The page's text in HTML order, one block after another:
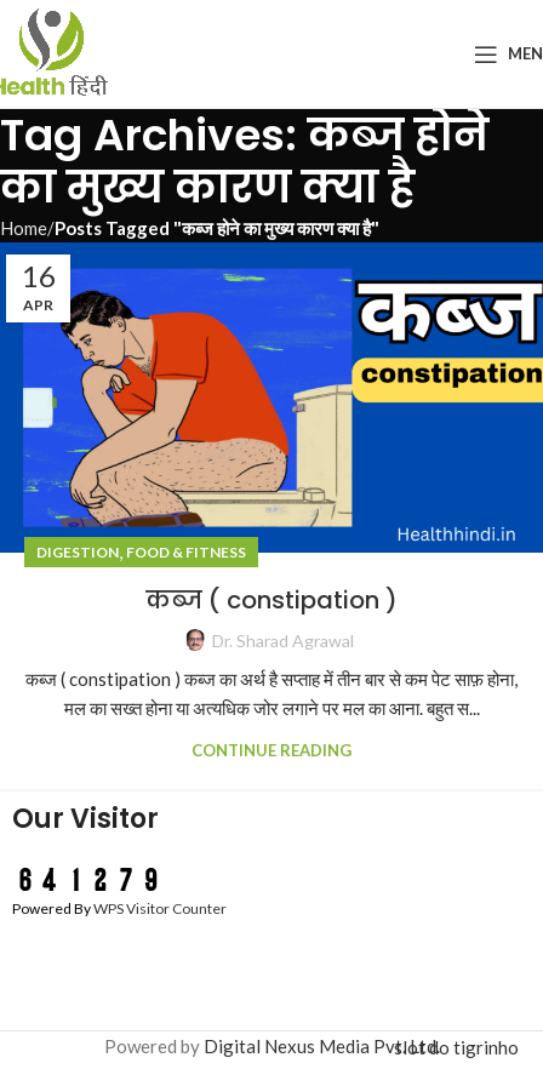
Tag Archives: कब्ज होने
का मुख्य कारण क्या है
Home Posts Tagged "कब्ज होने का मुख्य कारण क्या है"
16
APR
DIGESTION, FOOD & FITNESS
कब्ज ( constipation )
Dr. Sharad Agrawal
कब्ज ( constipation ) कब्ज का अर्थ है सप्ताह में तीन बार से कम पेट साफ़ होना,
मल का सख्त होना या अत्यधिक जोर लगाने पर मल का आना. बहुत स...
CONTINUE READING
Our Visitor
Powered ByWPS Visitor Counter
Powered by Digital Nexus Media Pvt. Ltd.slot do tigrinho